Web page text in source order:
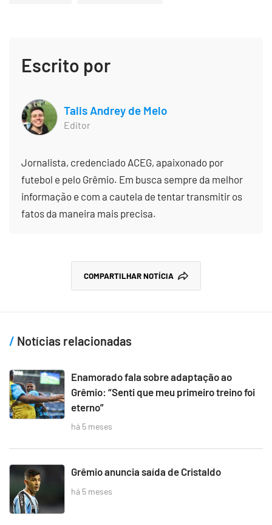
Escrito por
Talis Andrey de Melo
Editor
Jornalista, credenciado ACEG, apaixonado por
futebol e pelo Grêmio. Em busca sempre da melhor
informação e com a cautela de tentar transmitir os
fatos da maneira mais precisa.
COMPARTILHAR NOTÍCIA
Notícias relacionadas
Enamorado fala sobre adaptação ao
Grêmio: “Senti que meu primeiro treino foi
eterno”
há 5 meses
Grêmio anuncia saída de Cristaldo
há 5 meses